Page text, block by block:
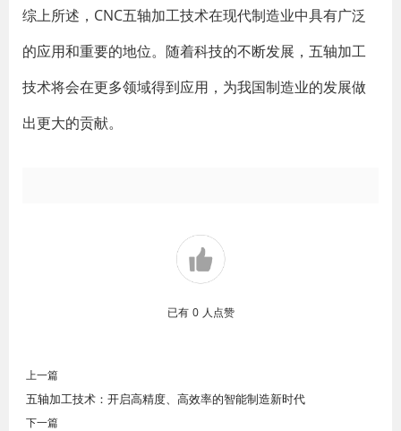
综上所述，CNC五轴加工技术在现代制造业中具有广泛
的应用和重要的地位。随着科技的不断发展，五轴加工
技术将会在更多领域得到应用，为我国制造业的发展做
出更大的贡献。
已有 0 人点赞
上一篇
五轴加工技术：开启高精度、高效率的智能制造新时代
下一篇